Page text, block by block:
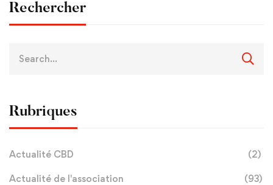
Rechercher
Rubriques
Actualité CBD (2)
Actualité de l'association (93)